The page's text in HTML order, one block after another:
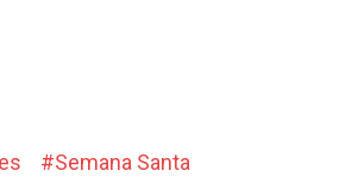
#Semana Santa